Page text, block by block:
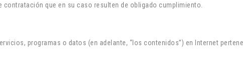
que en su caso resulten de obligado cumplimiento.
programas o datos (en adelante, “los contenidos”) en Internet